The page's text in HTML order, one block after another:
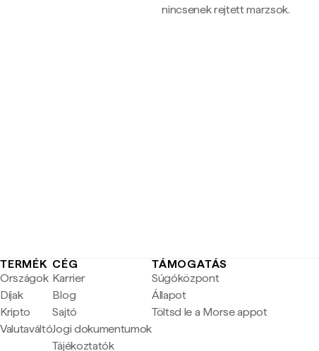
nincsenek rejtett marzsok.
TERMÉK
Országok
Díjak
Kripto
Valutaváltó
CÉG
Karrier
Blog
Sajtó
Jogi dokumentumok
Tájékoztatók
TÁMOGATÁS
Súgóközpont
Állapot
Töltsd le a Morse appot